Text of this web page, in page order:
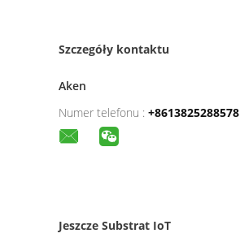
Szczegóły kontaktu
Aken
Numer telefonu : +8613825288578
Jeszcze Substrat IoT